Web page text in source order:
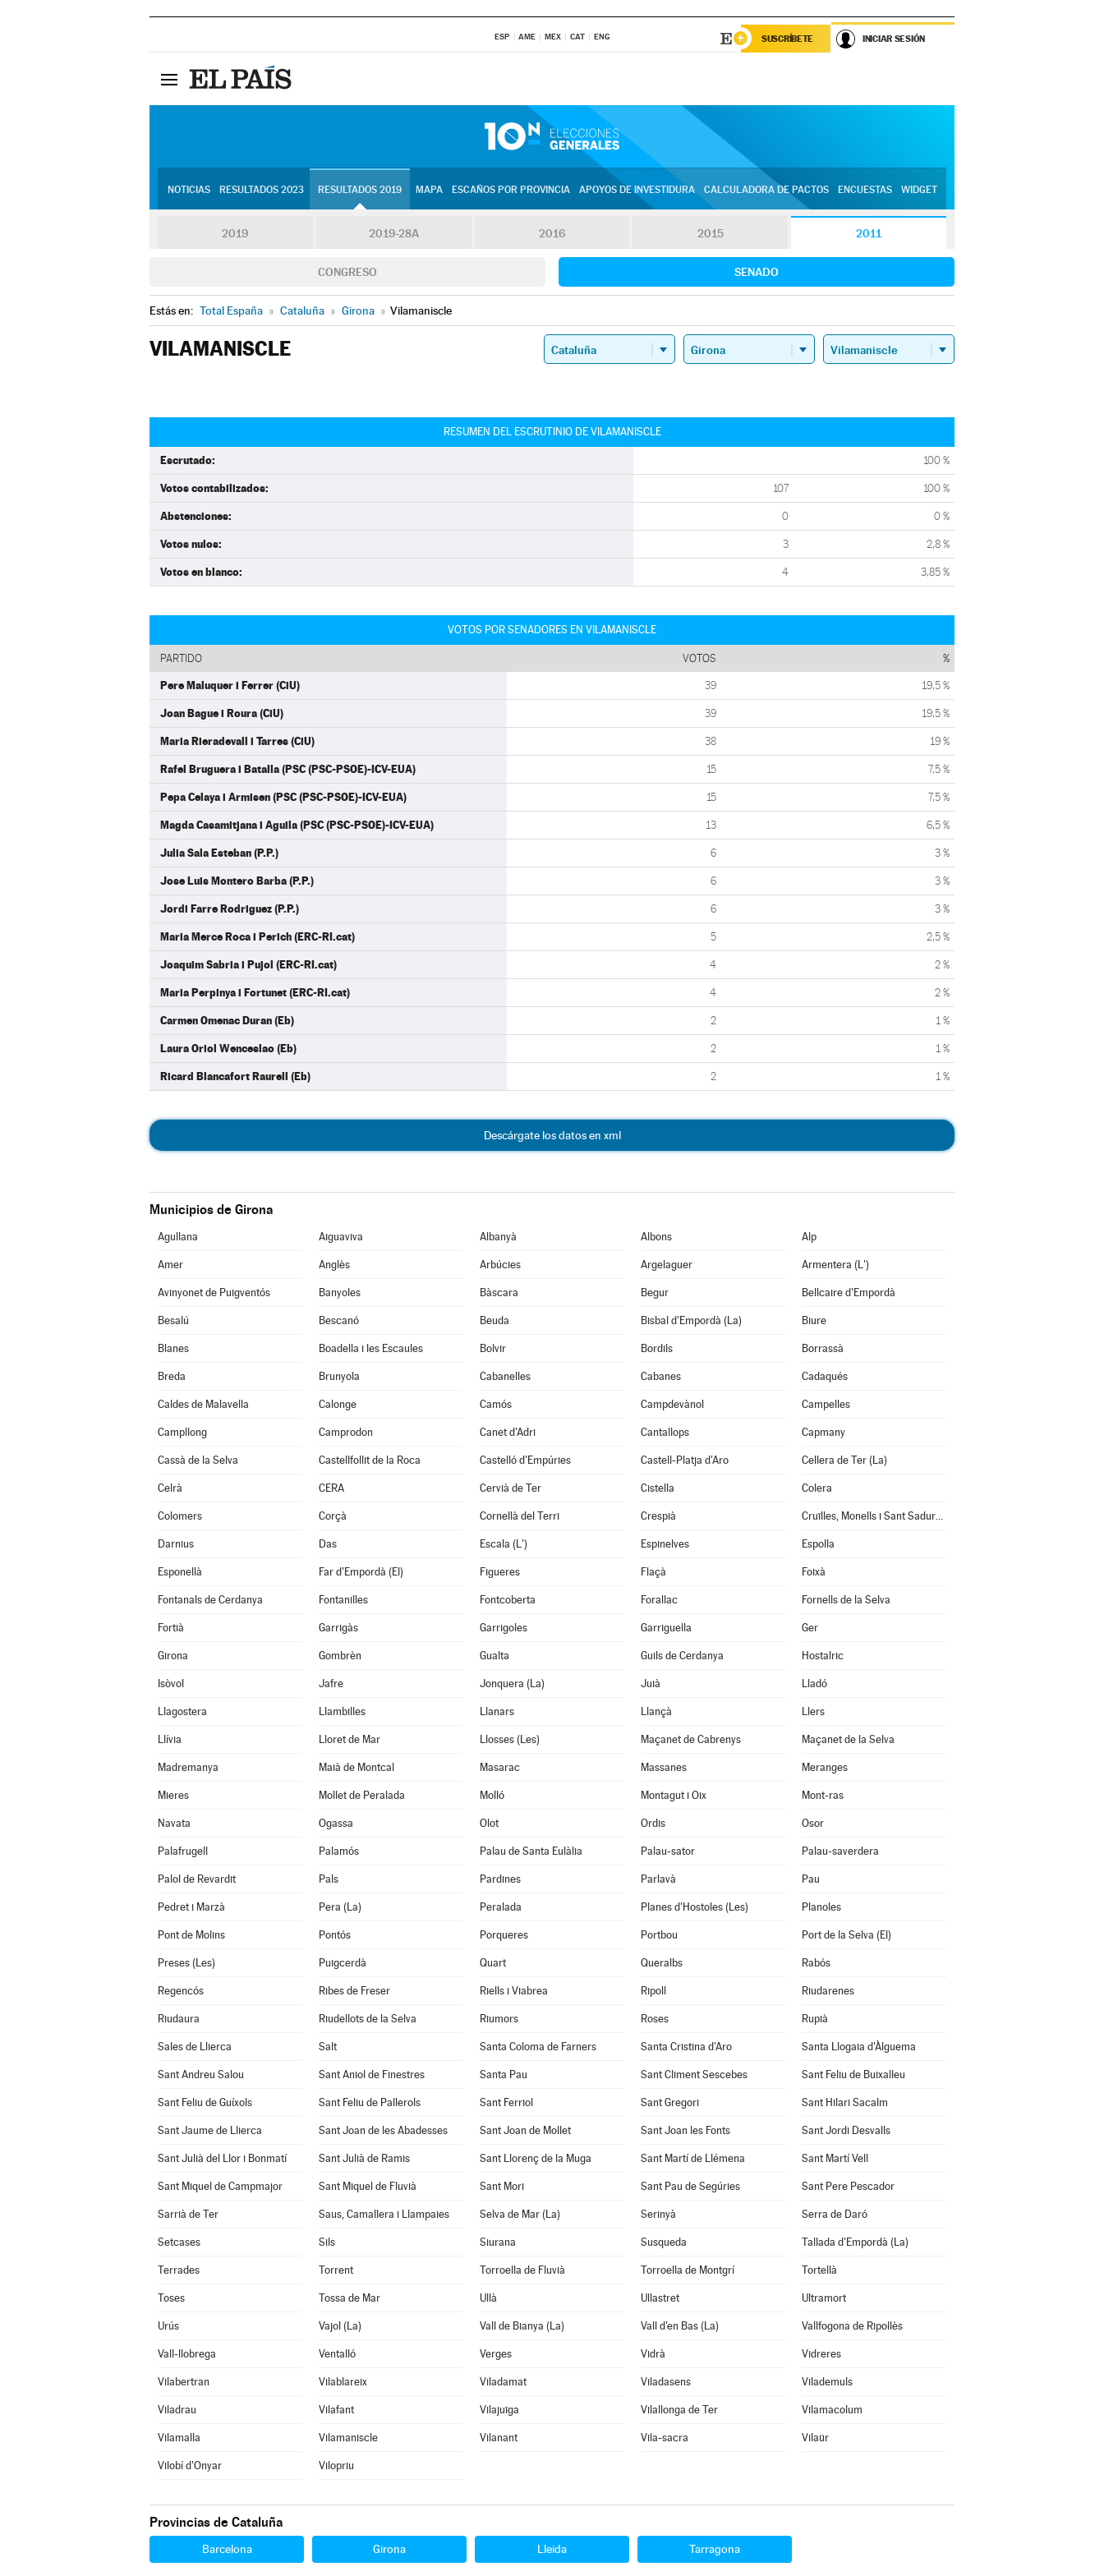
ESP AME MEX CAT ENG SUSCRÍBETE INICIAR SESIÓN
NOTICIAS RESULTADOS 2023 RESULTADOS 2019 MAPA ESCAÑOS POR PROVINCIA APOYOS DE INVESTIDURA CALCULADORA DE PACTOS ENCUESTAS WIDGET
2019 2019-28A 2016 2015 2011
CONGRESO SENADO
Estás en: Total España » Cataluña » Girona » Vilamaniscle
VILAMANISCLE
RESUMEN DEL ESCRUTINIO DE VILAMANISCLE
Escrutado: 100 %
Votos contabilizados: 107 100 %
Abstenciones: 0 0 %
Votos nulos: 3 2,8 %
Votos en blanco: 4 3,85 %
VOTOS POR SENADORES EN VILAMANISCLE
PARTIDO VOTOS %
Pere Maluquer i Ferrer (CiU) 39 19,5 %
Joan Bague i Roura (CiU) 39 19,5 %
Maria Rieradevall i Tarres (CiU) 38 19 %
Rafel Bruguera i Batalla (PSC (PSC-PSOE)-ICV-EUA) 15 7,5 %
Pepa Celaya i Armisen (PSC (PSC-PSOE)-ICV-EUA) 15 7,5 %
Magda Casamitjana i Aguila (PSC (PSC-PSOE)-ICV-EUA) 13 6,5 %
Julia Sala Esteban (P.P.) 6 3 %
Jose Luis Montero Barba (P.P.) 6 3 %
Jordi Farre Rodriguez (P.P.) 6 3 %
Maria Merce Roca i Perich (ERC-RI.cat) 5 2,5 %
Joaquim Sabria i Pujol (ERC-RI.cat) 4 2 %
Maria Perpinya i Fortunet (ERC-RI.cat) 4 2 %
Carmen Omenac Duran (Eb) 2 1 %
Laura Oriol Wenceslao (Eb) 2 1 %
Ricard Blancafort Raurell (Eb) 2 1 %
Descárgate los datos en xml
Municipios de Girona
Agullana Aiguaviva Albanyà Albons Alp
Amer Anglès Arbúcies Argelaguer Armentera (L')
Avinyonet de Puigventós Banyoles Bàscara Begur Bellcaire d'Empordà
Besalú Bescanó Beuda Bisbal d'Empordà (La) Biure
Blanes Boadella i les Escaules Bolvir Bordils Borrassà
Breda Brunyola Cabanelles Cabanes Cadaqués
Caldes de Malavella Calonge Camós Campdevànol Campelles
Campllong Camprodon Canet d'Adri Cantallops Capmany
Cassà de la Selva Castellfollit de la Roca Castelló d'Empúries Castell-Platja d'Aro Cellera de Ter (La)
Celrà CERA Cervià de Ter Cistella Colera
Colomers Corçà Cornellà del Terri Crespià Cruïlles, Monells i Sant Sadurní de l'Heura
Darnius Das Escala (L') Espinelves Espolla
Esponellà Far d'Empordà (El) Figueres Flaçà Foixà
Fontanals de Cerdanya Fontanilles Fontcoberta Forallac Fornells de la Selva
Fortià Garrigàs Garrigoles Garriguella Ger
Girona Gombrèn Gualta Guils de Cerdanya Hostalric
Isòvol Jafre Jonquera (La) Juià Lladó
Llagostera Llambilles Llanars Llançà Llers
Llívia Lloret de Mar Llosses (Les) Maçanet de Cabrenys Maçanet de la Selva
Madremanya Maià de Montcal Masarac Massanes Meranges
Mieres Mollet de Peralada Molló Montagut i Oix Mont-ras
Navata Ogassa Olot Ordis Osor
Palafrugell Palamós Palau de Santa Eulàlia Palau-sator Palau-saverdera
Palol de Revardit Pals Pardines Parlavà Pau
Pedret i Marzà Pera (La) Peralada Planes d'Hostoles (Les) Planoles
Pont de Molins Pontós Porqueres Portbou Port de la Selva (El)
Preses (Les) Puigcerdà Quart Queralbs Rabós
Regencós Ribes de Freser Riells i Viabrea Ripoll Riudarenes
Riudaura Riudellots de la Selva Riumors Roses Rupià
Sales de Llierca Salt Santa Coloma de Farners Santa Cristina d'Aro Santa Llogaia d'Àlguema
Sant Andreu Salou Sant Aniol de Finestres Santa Pau Sant Climent Sescebes Sant Feliu de Buixalleu
Sant Feliu de Guíxols Sant Feliu de Pallerols Sant Ferriol Sant Gregori Sant Hilari Sacalm
Sant Jaume de Llierca Sant Joan de les Abadesses Sant Joan de Mollet Sant Joan les Fonts Sant Jordi Desvalls
Sant Julià del Llor i Bonmatí Sant Julià de Ramis Sant Llorenç de la Muga Sant Martí de Llémena Sant Martí Vell
Sant Miquel de Campmajor Sant Miquel de Fluvià Sant Mori Sant Pau de Segúries Sant Pere Pescador
Sarrià de Ter Saus, Camallera i Llampaies Selva de Mar (La) Serinyà Serra de Daró
Setcases Sils Siurana Susqueda Tallada d'Empordà (La)
Terrades Torrent Torroella de Fluvià Torroella de Montgrí Tortellà
Toses Tossa de Mar Ullà Ullastret Ultramort
Urús Vajol (La) Vall de Bianya (La) Vall d'en Bas (La) Vallfogona de Ripollès
Vall-llobrega Ventalló Verges Vidrà Vidreres
Vilabertran Vilablareix Viladamat Viladasens Vilademuls
Viladrau Vilafant Vilajuïga Vilallonga de Ter Vilamacolum
Vilamalla Vilamaniscle Vilanant Vila-sacra Vilaür
Vilobí d'Onyar Vilopriu
Provincias de Cataluña
Barcelona Girona Lleida Tarragona